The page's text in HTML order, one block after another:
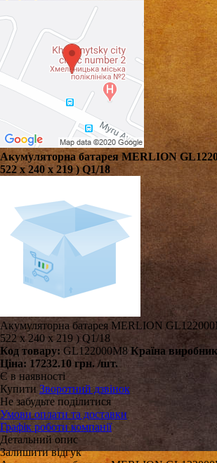
Акумуляторна батарея MERLION
522 х 240 х 219 ) Q1/18
Акумуляторна батарея MERLION
522 х 240 х 219 ) Q1/18
Код товару: GL122000M8 Країна
Ціна: 17232.10 грн. /шт.
Є в наявності
Купити Зворотний дзвінок
Не забудьте поділитися
Умови оплати та доставки
Графік роботи компанії
Детальний опис
Залишити відгук